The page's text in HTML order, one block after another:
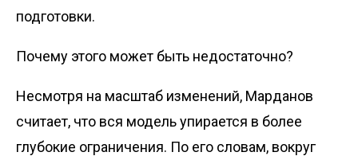
подготовки.
Почему этого может быть недостаточно?
Несмотря на масштаб изменений, Марданов
считает, что вся модель упирается в более
глубокие ограничения. По его словам, вокруг